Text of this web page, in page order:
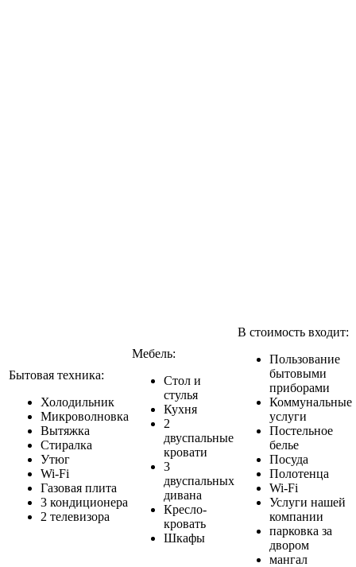
Бытовая техника:
Холодильник
Микроволновка
Вытяжка
Стиралка
Утюг
Wi-Fi
Газовая плита
3 кондиционера
2 телевизора
Мебель:
Стол и
стулья
Кухня
2
двуспальные
кровати
3
двуспальных
дивана
Кресло-
кровать
Шкафы
В стоимость входит:
Пользование
бытовыми
приборами
Коммунальные
услуги
Постельное
белье
Посуда
Полотенца
Wi-Fi
Услуги нашей
компании
парковка за
двором
мангал